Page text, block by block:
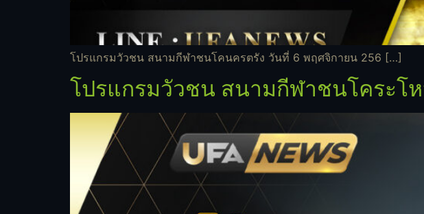
โปรแกรมวัวชน สนามกีฬาชนโคนครตรัง วันที่ 6 พฤศจิกายน 256 […]
โปรแกรมวัวชน สนามกีฬาชนโคระโ